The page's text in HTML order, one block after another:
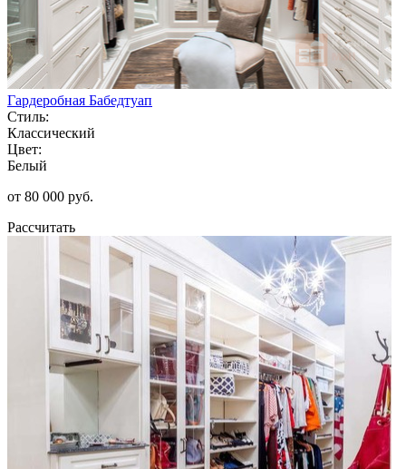
Гардеробная Бабедтуап
Стиль:
Классический
Цвет:
Белый
от 80 000 руб.
Рассчитать